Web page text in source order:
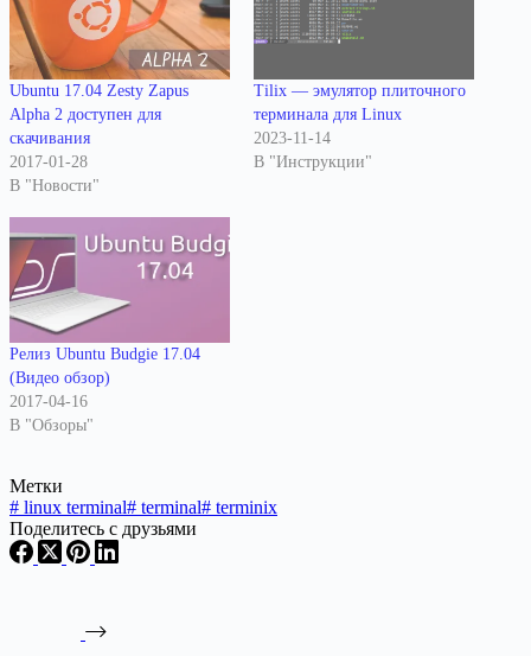
Ubuntu 17.04 Zesty Zapus
Alpha 2 доступен для
скачивания
2017-01-28
В "Новости"
Tilix — эмулятор плиточного
терминала для Linux
2023-11-14
В "Инструкции"
Релиз Ubuntu Budgie 17.04
(Видео обзор)
2017-04-16
В "Обзоры"
Метки
# linux terminal# terminal# terminix
Поделитесь с друзьями